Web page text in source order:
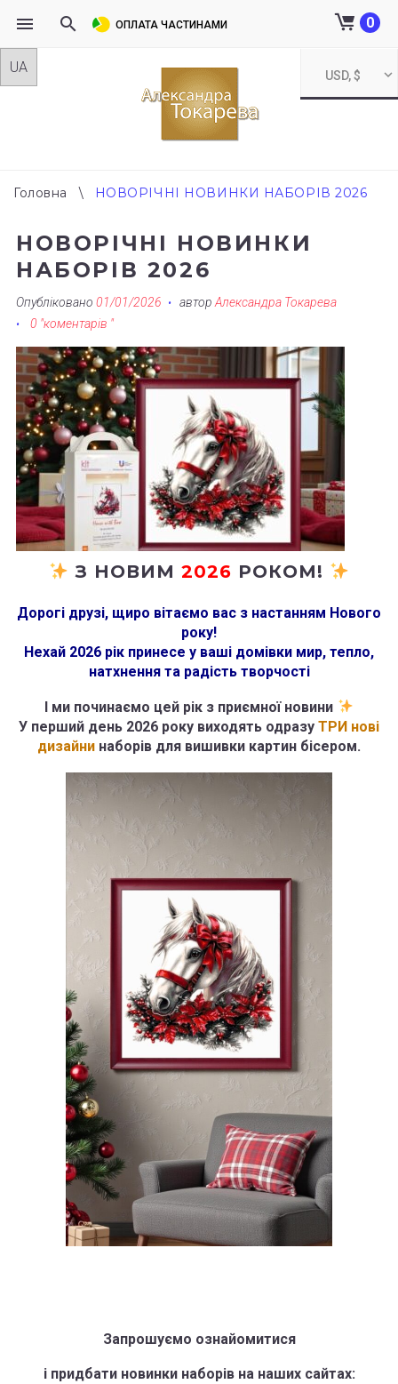
Skip
USD, $
0
ОПЛАТА ЧАСТИНАМИ
Головна \ НОВОРІЧНІ НОВИНКИ НАБОРІВ 2026
НОВОРІЧНІ НОВИНКИ
НАБОРІВ 2026
Опубліковано 01/01/2026 автор Александра Токарева
0 "коментарів "
З НОВИМ 2026 РОКОМ!
Дорогі друзі, щиро вітаємо вас з настанням Нового
року!
Нехай 2026 рік принесе у ваші домівки мир, тепло,
натхнення та радість творчості
І ми починаємо цей рік з приємної новини
У перший день 2026 року виходять одразу ТРИ нові
дизайни наборів для вишивки картин бісером.
Запрошуємо ознайомитися
і придбати новинки наборів на наших сайтах: